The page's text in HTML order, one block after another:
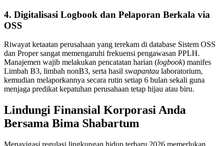
4. Digitalisasi Logbook dan Pelaporan Berkala via
OSS
Riwayat ketaatan perusahaan yang terekam di database Sistem OSS
dan Proper sangat memengaruhi frekuensi pengawasan PPLH.
Manajemen wajib melakukan pencatatan harian (logbook) manifes
Limbah B3, limbah nonB3, serta hasil swapantau laboratorium,
kemudian melaporkannya secara rutin setiap 6 bulan sekali guna
menjaga predikat kepatuhan perusahaan tetap hijau atau biru.
Lindungi Finansial Korporasi Anda
Bersama Bima Shabartum
Menavigasi regulasi lingkungan hidup terbaru 2026 memerlukan